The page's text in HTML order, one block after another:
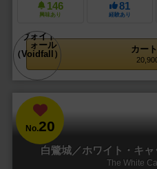
146
興味あり
81
経験あり
カー
No.20
白鷺城／ホワイト・キャ
The White